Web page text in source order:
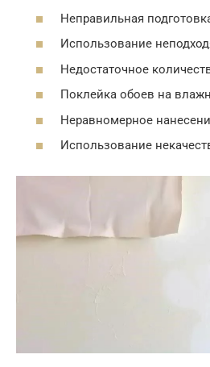
Неправильная
Использование
Недостаточное
Поклейка обоев на
Неравномерное
Использование